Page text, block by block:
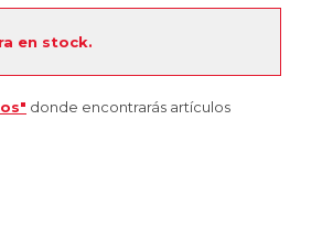
en stock.
donde encontrarás artículos